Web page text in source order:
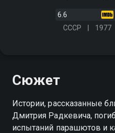
6.6
СССР
1977
Сюжет
Истории, рассказанные
Дмитрия Радкевича,
испытаний парашютов и